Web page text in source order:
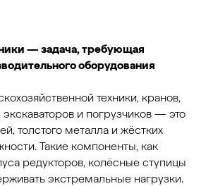
— задача, требующая
оборудования
техники, кранов,
экскаваторов и погрузчиков — это
толстого металла и жёстких
Такие компоненты, как
редукторов, колёсные ступицы
экстремальные нагрузки.